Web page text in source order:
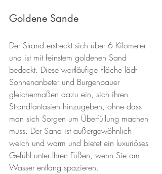
Goldene Sande
Der Strand erstreckt sich über 6 Kilometer
und ist mit feinstem goldenen Sand
bedeckt. Diese weitläufige Fläche lädt
Sonnenanbeter und Burgenbauer
gleichermaßen dazu ein, sich ihren
Strandfantasien hinzugeben, ohne dass
man sich Sorgen um Überfüllung machen
muss. Der Sand ist außergewöhnlich
weich und warm und bietet ein luxuriöses
Gefühl unter Ihren Füßen, wenn Sie am
Wasser entlang spazieren.